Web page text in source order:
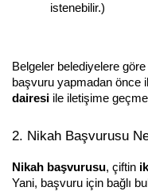
istenebilir.)
Belgeler belediyelere
başvuru yapmadan önce
dairesi ile iletişime
2. Nikah Başvurusu
Nikah başvurusu, çiftin
Yani, başvuru için bağlı